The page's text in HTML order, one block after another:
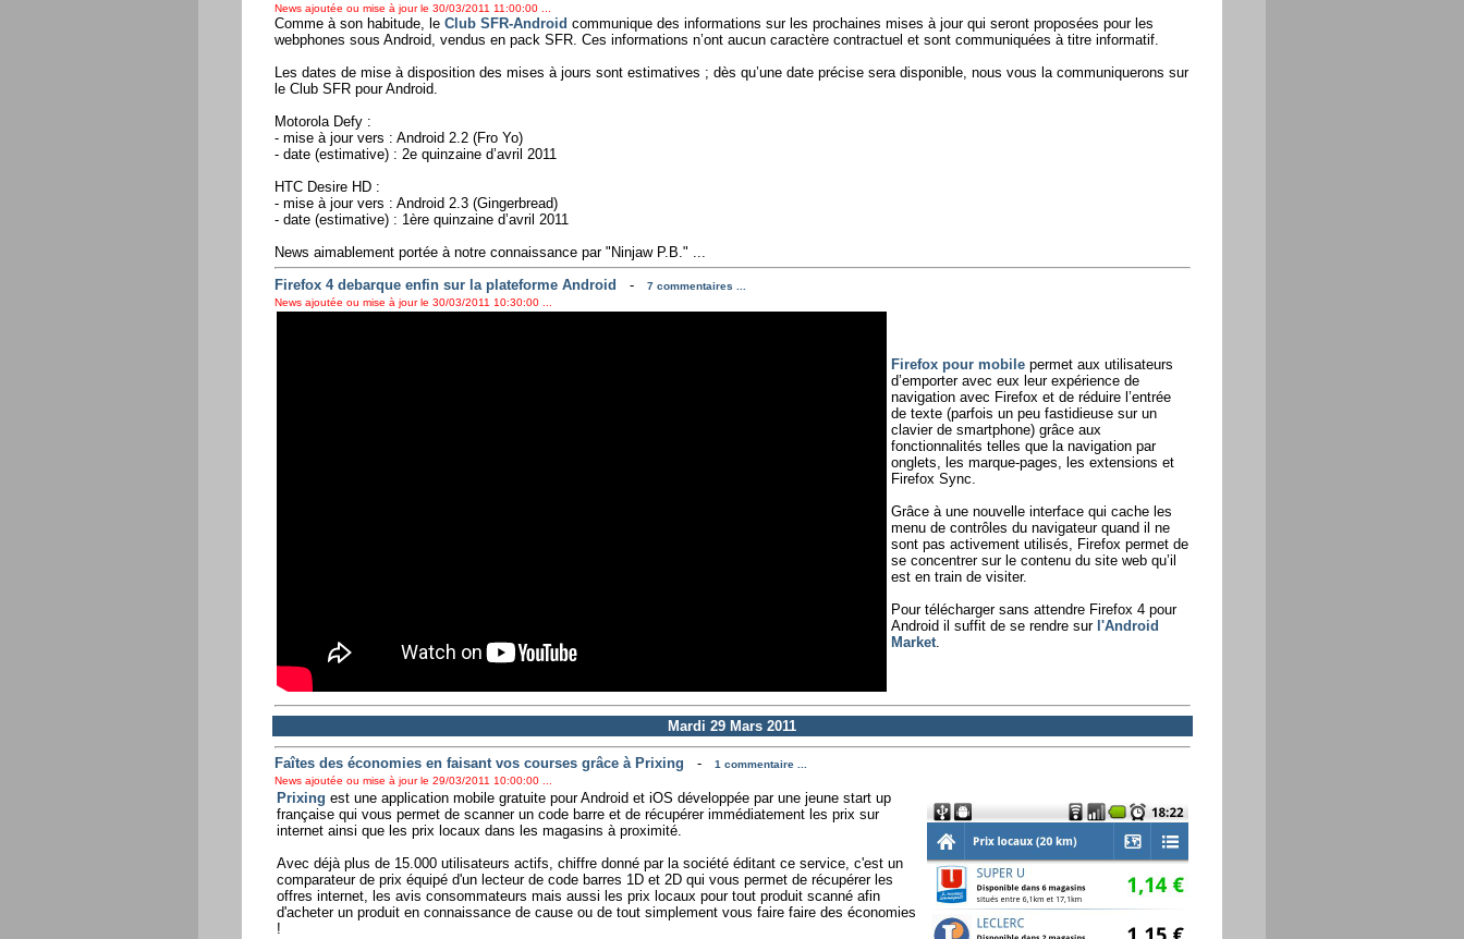
News ajoutée ou mise à jour le 30/03/2011 11:00:00 ...
Comme à son habitude, le Club SFR-Android communique des informations sur les prochaines mises à jour qui seront proposées pour les
webphones sous Android, vendus en pack SFR. Ces informations n’ont aucun caractère contractuel et sont communiquées à titre informatif.
Les dates de mise à disposition des mises à jours sont estimatives ; dès qu’une date précise sera disponible, nous vous la communiquerons sur
le Club SFR pour Android.
Motorola Defy :
- mise à jour vers : Android 2.2 (Fro Yo)
- date (estimative) : 2e quinzaine d’avril 2011
HTC Desire HD :
- mise à jour vers : Android 2.3 (Gingerbread)
- date (estimative) : 1ère quinzaine d’avril 2011
News aimablement portée à notre connaissance par "Ninjaw P.B." ...
Firefox 4 debarque enfin sur la plateforme Android -
7 commentaires ...
News ajoutée ou mise à jour le 30/03/2011 10:30:00 ...
Firefox pour mobilepermet aux utilisateurs
d’emporter avec eux leur expérience de
navigation avec Firefox et de réduire l’entrée
de texte (parfois un peu fastidieuse sur un
clavier de smartphone) grâce aux
fonctionnalités telles que la navigation par
onglets, les marque-pages, les extensions et
Firefox Sync.
Grâce à une nouvelle interface qui cache les
menu de contrôles du navigateur quand il ne
sont pas activement utilisés, Firefox permet de
se concentrer sur le contenu du site web qu’il
est en train de visiter.
Pour télécharger sans attendre Firefox 4 pour
Android il suffit de se rendre sur l'Android
Market.
Mardi 29 Mars 2011
Faîtes des économies en faisant vos courses grâce à Prixing -
1 commentaire ...
News ajoutée ou mise à jour le 29/03/2011 10:00:00 ...
Prixing est une application mobile gratuite pour Android et iOS développée par une jeune start up
française qui vous permet de scanner un code barre et de récupérer immédiatement les prix sur
internet ainsi que les prix locaux dans les magasins à proximité.
Avec déjà plus de 15.000 utilisateurs actifs, chiffre donné par la société éditant ce service, c'est un
comparateur de prix équipé d'un lecteur de code barres 1D et 2D qui vous permet de récupérer les
offres internet, les avis consommateurs mais aussi les prix locaux pour tout produit scanné afin
d'acheter un produit en connaissance de cause ou de tout simplement vous faire faire des économies
!